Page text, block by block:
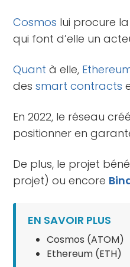
Cosmos lui procure la
qui font d’elle un
Quant à elle,
dessmart contracts
En 2022, le réseau
positionner en
De plus, le projet
projet) ou encore
EN SAVOIR PLUS
Cosmos (ATOM)
Ethereum (ETH)